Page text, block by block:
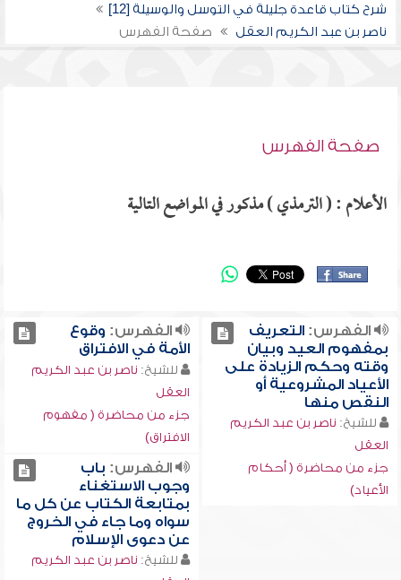
شرح كتاب قاعدة جليلة في التوسل والوسيلة [12]
ناصر بن عبد الكريم العقل
صفحة الفهرس
صفحة الفهرس
الأعلام : ( الترمذي ) مذكور في المواضع التالية
الفهرس:التعريف
بمفهوم العيد وبيان
وقته وحكم الزيادة على
الأعياد المشروعية أو
النقص منها
للشيخ: ناصر بن عبد الكريم
العقل
جزء من محاضرة ( أحكام
الأعياد)
الفهرس: وقوع
الأمة في الافتراق
للشيخ: ناصر بن عبد الكريم
العقل
جزء من محاضرة ( مفهوم
الافتراق)
الفهرس: باب
وجوب الاستغناء
بمتابعة الكتاب عن كل ما
سواه وما جاء في الخروج
عن دعوى الإسلام
للشيخ: ناصر بن عبد الكريم